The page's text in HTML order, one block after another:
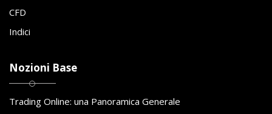
CFD
Indici
Nozioni Base
Trading Online: una Panoramica Generale